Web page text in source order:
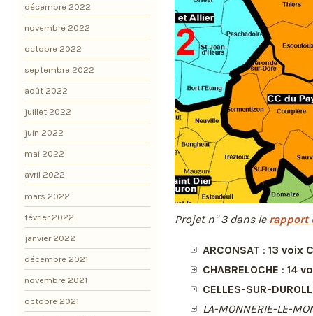
Projet n° 3 dans le rapport
ARCONSAT : 13 voix
CHABRELOCHE : 14
CELLES-SUR-
LA-MONNERIE-LE-
décembre 2022
novembre 2022
octobre 2022
septembre 2022
août 2022
juillet 2022
juin 2022
mai 2022
avril 2022
mars 2022
février 2022
janvier 2022
décembre 2021
novembre 2021
octobre 2021